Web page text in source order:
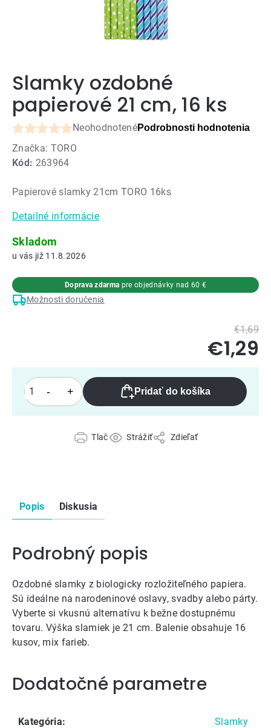
Slamky ozdobné
papierové 21 cm, 16 ks
Kód: 263964
Priemerné
hodnotenie
produktu
0,0
5
hviezdičiek.
NeohodnotenéPodrobnosti hodnotenia
Značka: TORO
Pridať do košíka
Papierové slamky 21cm TORO 16ks
Detailné informácie
Tlač Strážiť Zdieľať
Skladom
11.8.2026
Možnosti doručenia
Doprava zdarma pre objednávky nad 60 €
€1,69
€1,29
Popis Diskusia
Podrobný popis
Ozdobné slamky z biologicky rozložiteľného papiera.
Sú ideálne na narodeninové oslavy, svadby alebo párty.
Vyberte si vkusnú alternatívu k bežne dostupnému
tovaru. Výška slamiek je 21 cm. Balenie obsahuje 16
kusov, mix farieb.
Dodatočné parametre
Kategória: Slamky